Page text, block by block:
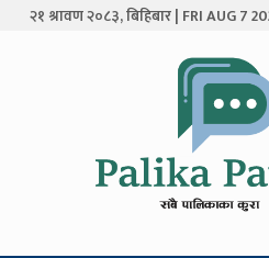
२१ श्रावण २०८३, बिहिबार | FRI AUG 7